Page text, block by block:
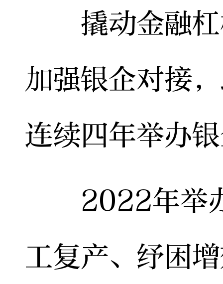
撬动金融杠
加强银企对接
连续四年举办
2022年举办
工复产、纾困